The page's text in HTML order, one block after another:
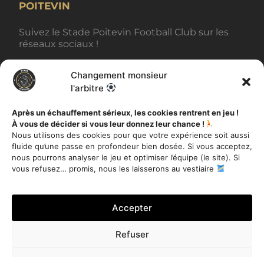
Changement monsieur
l'arbitre
Après un échauffement sérieux, les cookies rentrent en jeu !
À vous de décider si vous leur donnez leur chance !
Nous utilisons des cookies pour que votre expérience soit aussi
fluide qu’une passe en profondeur bien dosée. Si vous acceptez,
nous pourrons analyser le jeu et optimiser l’équipe (le site). Si
vous refusez… promis, nous les laisserons au vestiaire
Accepter
Refuser
POITEVIN
Suivez le Stade Poitevin Football Club sur les
réseaux sociaux !
BILLETTERIE
AUTRES INFORMATIONS
Toutes les actualités
Mentions légales
Je m'inscris